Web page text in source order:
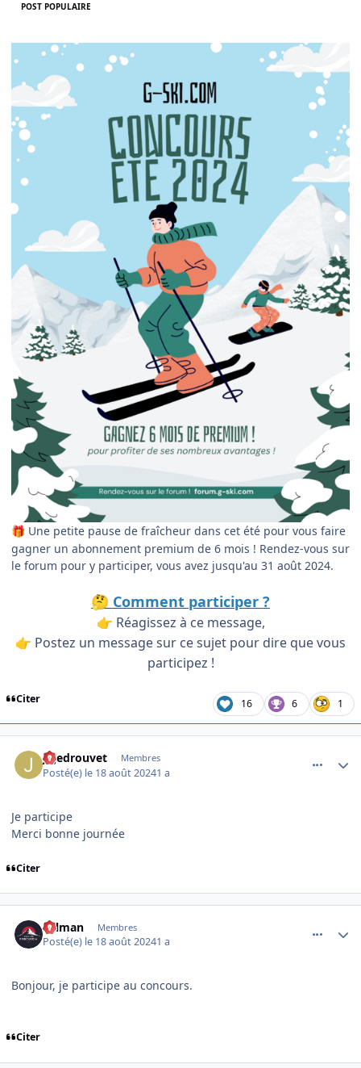
POST POPULAIRE
🎁 Une petite pause de fraîcheur dans cet été pour vous faire
gagner un abonnement premium de 6 mois ! Rendez-vous sur
le forum pour y participer, vous avez jusqu'au 31 août 2024.
🤔 Comment participer ?
👉 Réagissez à ce message,
👉 Postez un message sur ce sujet pour dire que vous
participez !
Citer 16 6 1
Jejedrouvet Membres
Posté(e) le 18 août 20241 a
Je participe
Merci bonne journée
Citer
Salman Membres
Posté(e) le 18 août 20241 a
Bonjour, je participe au concours.
Citer